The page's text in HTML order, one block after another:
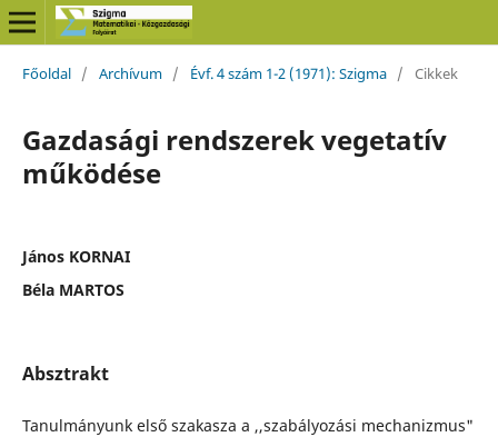
Főoldal / Archívum / Évf. 4 szám 1-2 (1971): Szigma / Cikkek
Gazdasági rendszerek vegetatív
működése
János KORNAI
Béla MARTOS
Absztrakt
Tanulmányunk első szakasza a ,,szabályozási mechanizmus"